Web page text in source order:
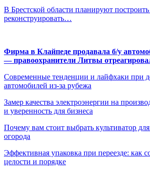
В Брестской области планируют
реконструировать…
Фирма в Клайпеде продавала б/у
— правоохранители Литвы
Современные тенденции и лайфхаки при
автомобилей из-за рубежа
Замер качества электроэнергии на
и уверенность для бизнеса
Почему вам стоит выбрать культиватор
огорода
Эффективная упаковка при переезде: как
целости и порядке